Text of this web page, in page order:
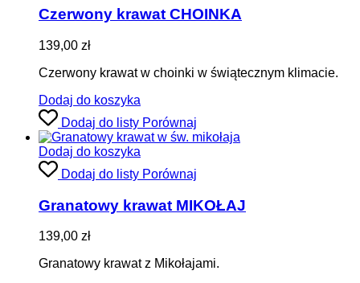
Czerwony krawat CHOINKA
139,00 zł
Czerwony krawat w choinki w świątecznym klimacie.
Dodaj do koszyka
Dodaj do listy Porównaj
Dodaj do koszyka
Dodaj do listy Porównaj
Granatowy krawat MIKOŁAJ
139,00 zł
Granatowy krawat z Mikołajami.